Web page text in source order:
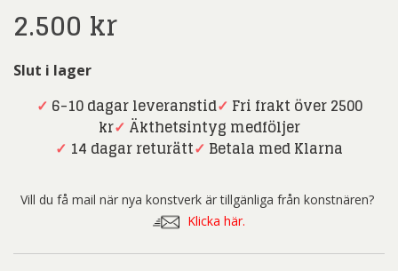
2.500 kr
Slut i lager
✓ 6-10 dagar leveranstid✓ Fri frakt över 2500
kr✓ Äkthetsintyg medföljer
✓ 14 dagar returätt✓ Betala med Klarna
Vill du få mail när nya konstverk är tillgänliga från konstnären?
Klicka här.